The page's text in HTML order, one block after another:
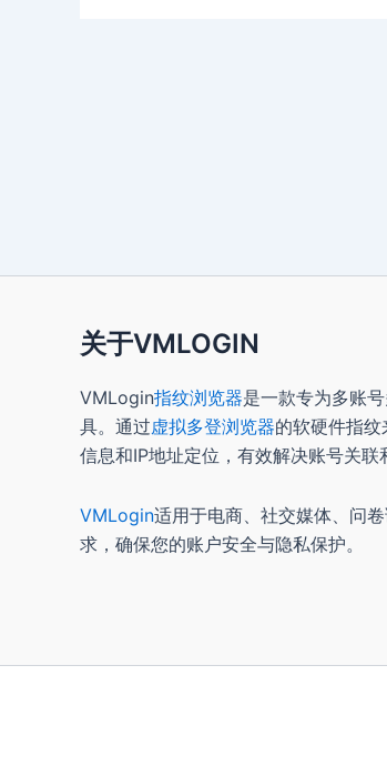
关于VMLOGIN
VMLogin指纹浏览器是一款专为多账
具。通过虚拟多登浏览器的软硬件指
信息和IP地址定位，有效解决账号关联
VMLogin适用于电商、社交媒体、问
求，确保您的账户安全与隐私保护。